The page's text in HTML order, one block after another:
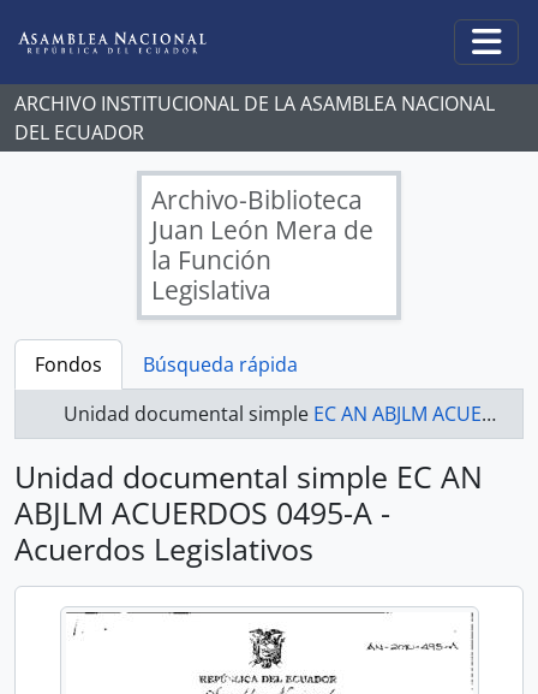
ARCHIVO INSTITUCIONAL DE LA ASAMBLEA NACIONAL
DEL ECUADOR
Archivo-Biblioteca
Juan León Mera de
la Función
Legislativa
Fondos
Búsqueda rápida
Unidad documental simple EC AN ABJLM ACUERDOS 0495-A - Acuerdos Legislativos
Unidad documental simple EC AN
ABJLM ACUERDOS 0495-A -
Acuerdos Legislativos